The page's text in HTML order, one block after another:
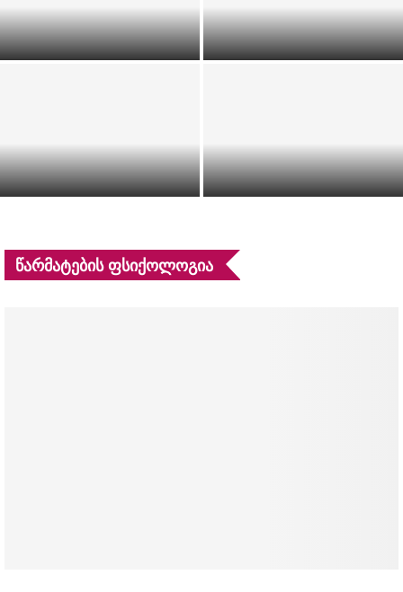
„მაილს დევისი, გავლენის 100
წელი“
„ჯერ ჩემი სიკვდილი შორს იყო,
სიცოცხლე მინდოდა…“ – გურამ
რჩეულიშვილი
„ქალებსაც აქვთ განრისხების
უფლება“ — მოლი ჯონსონისა
და იმანის საღამო
დადგმა – “ძუნწი” ერისთავის
თეატრის სცენაზე
ᲬᲐᲠᲛᲐᲢᲔᲑᲘᲡ ᲤᲡᲘᲥᲝᲚᲝᲒᲘᲐ